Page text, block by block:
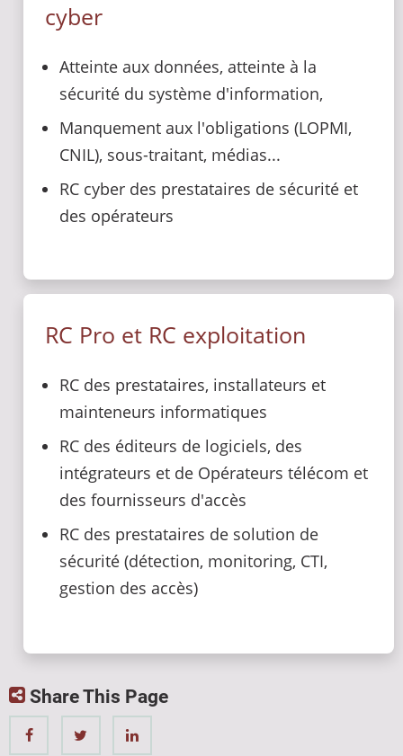
cyber
Atteinte aux données, atteinte à la
sécurité du système d'information,
Manquement aux l'obligations (LOPMI,
CNIL), sous-traitant, médias...
RC cyber des prestataires de sécurité et
des opérateurs
RC Pro et RC exploitation
RC des prestataires, installateurs et
mainteneurs informatiques
RC des éditeurs de logiciels, des
intégrateurs et de Opérateurs télécom et
des fournisseurs d'accès
RC des prestataires de solution de
sécurité (détection, monitoring, CTI,
gestion des accès)
Share This Page